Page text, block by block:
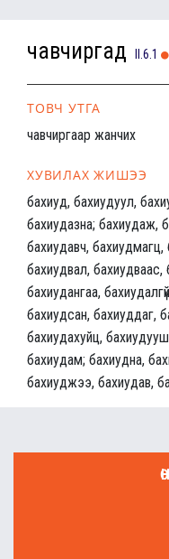
чавчиргад II.6.1
ТОВЧ УТГА
чавчиргаар жанчих
ХУВИЛАХ ЖИШЭЭ
бахиуд, бахиудуул,
бахиудазна; бахиудаж,
бахиудавч,
бахиудвал, бахиудваас,
бахиудангаа,
бахиудсан, бахиуддаг,
бахиудахуйц,
бахиудам; бахиудна,
бахиуджээ, бахиудав,